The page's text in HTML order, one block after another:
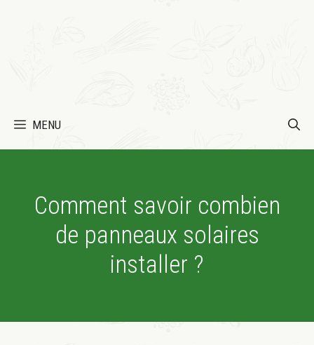
MENU
Comment savoir combien
de panneaux solaires
installer ?